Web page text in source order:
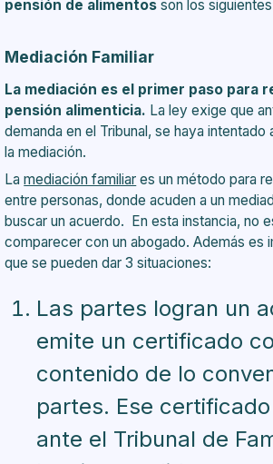
pensión de alimentos son los
Mediación Familiar
La mediación es el primer paso para
pensión alimenticia. La ley exige que
demanda en el Tribunal, se haya intentado
la mediación.
Lamediación familiar es un método para
entre personas, donde acuden a un
buscar un acuerdo. En esta instancia, no
comparecer con un abogado. Además es
que se pueden dar 3 situaciones:
Las partes logran un
emite un certificado
contenido de lo
partes. Ese
ante el Tribunal de